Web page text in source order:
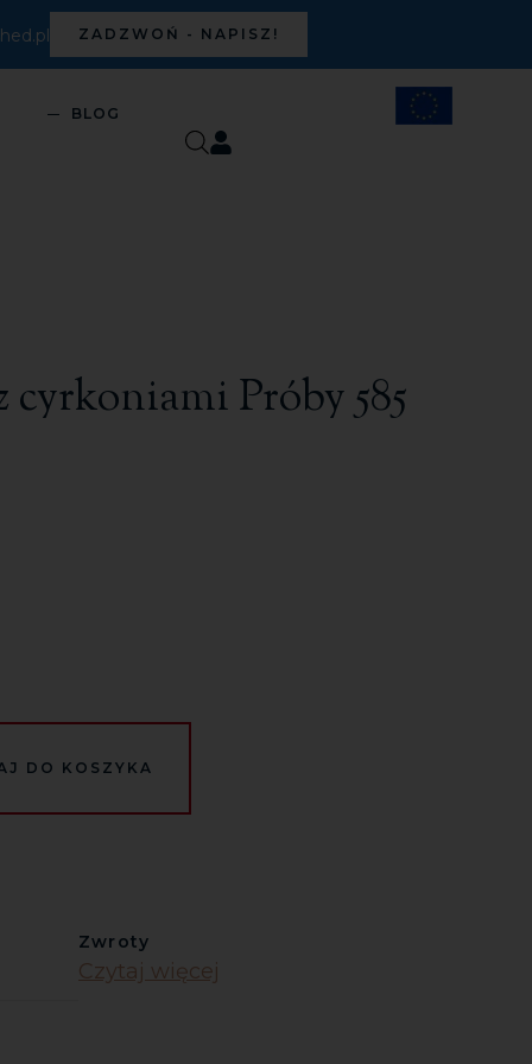
ZADZWOŃ - NAPISZ!
BLOG
cyrkoniami Próby 585
DO KOSZYKA
Zwroty
Czytaj więcej